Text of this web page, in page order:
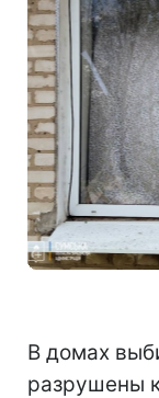
В домах
разрушены